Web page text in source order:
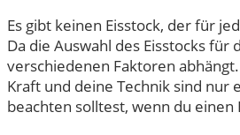
Es gibt keinen Eisstock, der für
Da die Auswahl des Eisstocks für
verschiedenen Faktoren
Kraft und deine Technik sind nur
beachten solltest, wenn du einen